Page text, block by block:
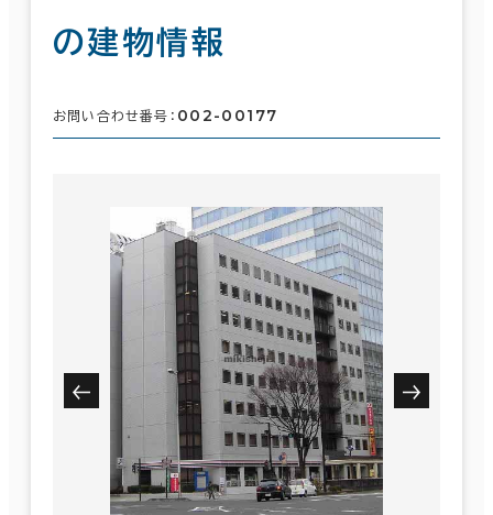
の建物情報
お問い合わせ番号： 002-00177